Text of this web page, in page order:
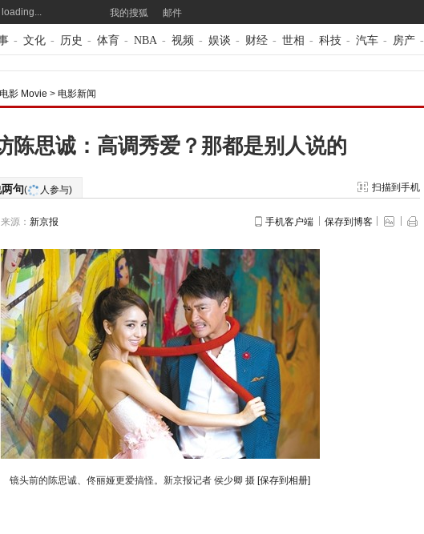
loading... 我的搜狐 邮件
- 文化 - 历史 - 体育 - NBA - 视频 - 娱谈 - 财经 - 世相 - 科技 - 汽车 - 房产 -
电影 Movie > 电影新闻
陈思诚：高调秀爱？那都是别人说的
句( 人参与) 扫描到手机
来源： 新京报 手机客户端 保存到博客
镜头前的陈思诚、佟丽娅更爱搞怪。新京报记者 侯少卿 摄 [保存到相册]